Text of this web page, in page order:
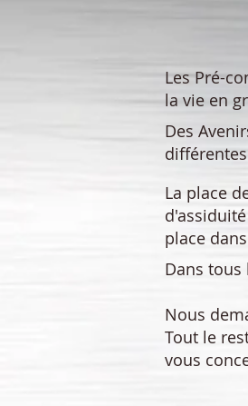
Les Pré-
la vie en
Des
La place
place
Dans tous
Nous
Tout le
vous